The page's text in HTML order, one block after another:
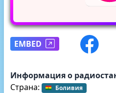
EMBED
Информация о
Страна:
Боливия